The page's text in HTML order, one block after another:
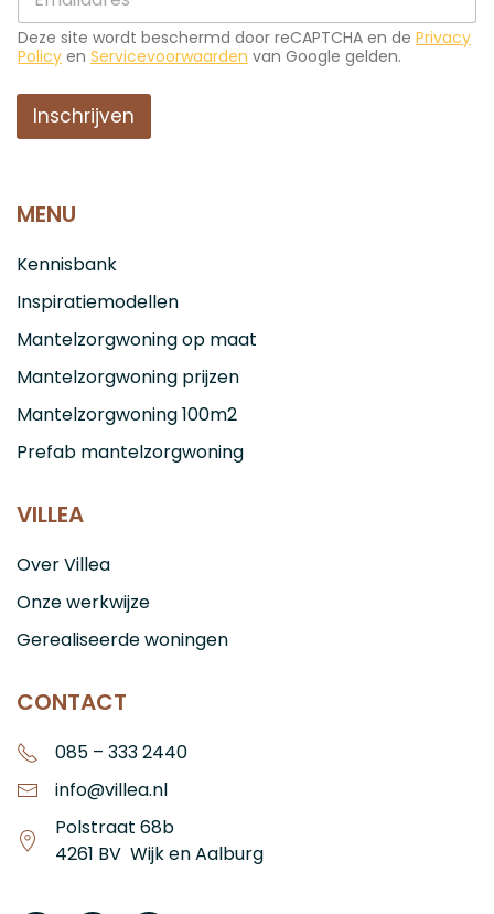
m
a
i
E
m
l
m
a
i
l
Deze site wordt beschermd door reCAPTCHA en de Privacy
Policy en Servicevoorwaarden van Google gelden.
Inschrijven
MENU
Kennisbank
Inspiratiemodellen
Mantelzorgwoning op maat
Mantelzorgwoning prijzen
Mantelzorgwoning 100m2
Prefab mantelzorgwoning
VILLEA
Over Villea
Onze werkwijze
Gerealiseerde woningen
CONTACT
085 – 333 2440
info@villea.nl
Polstraat 68b
4261 BV Wijk en Aalburg